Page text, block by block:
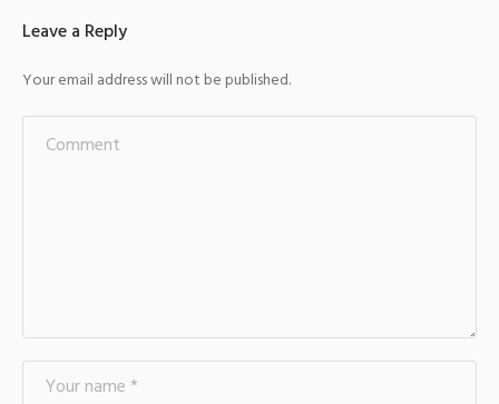
Leave a Reply
Your email address will not be published.